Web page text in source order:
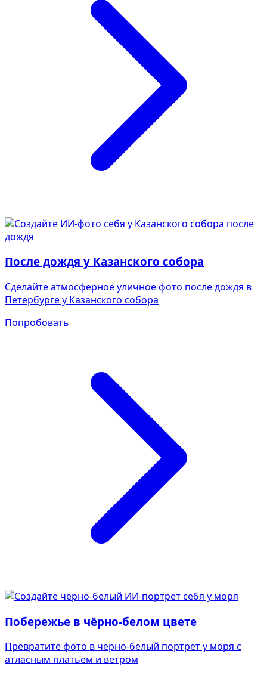
После дождя у Казанского собора
Сделайте атмосферное уличное фото после дождя в
Петербурге у Казанского собора
Попробовать
Побережье в чёрно-белом цвете
Превратите фото в чёрно-белый портрет у моря с
атласным платьем и ветром